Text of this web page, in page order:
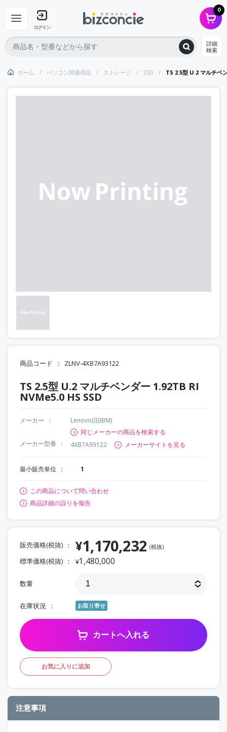
ログイン
0
詳細
検索
ホーム パソコン関連用品 ストレージ SSD TS 2.5型 U.2 マルチベ
商品コード ZLNV-4XB7A93122
TS 2.5型 U.2 マルチベンダー 1.92TB RI
NVMe5.0 HS SSD
メーカー
Lenovo(旧IBM)
同じメーカーの商品を検索する
メーカー型番
4XB7A93122 メーカーサイトを見る
最小販売単位 1
この商品について問い合わせ
商品詳細の誤りを報告
販売価格(税抜) ¥1,170,232 (税抜)
標準価格(税抜) ¥1,480,000
数量
在庫状況 お取り寄せ
カートへ入れる
お気に入りに追加
注意事項